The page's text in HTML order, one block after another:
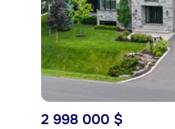
2 998 000 $